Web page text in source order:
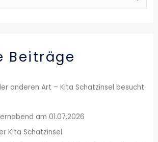
Beiträge
anderen Art – Kita Schatzinsel besucht
am 01.07.2026
Kita Schatzinsel